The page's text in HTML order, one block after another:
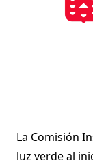
La Comisión
luz verde al